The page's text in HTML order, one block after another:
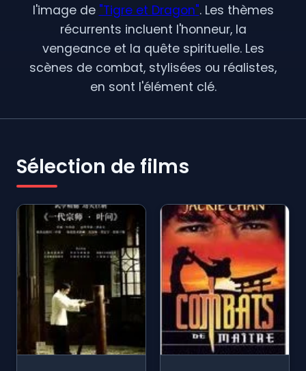
l'image de "Tigre et Dragon". Les thèmes
récurrents incluent l'honneur, la
vengeance et la quête spirituelle. Les
scènes de combat, stylisées ou réalistes,
en sont l'élément clé.
Sélection de films